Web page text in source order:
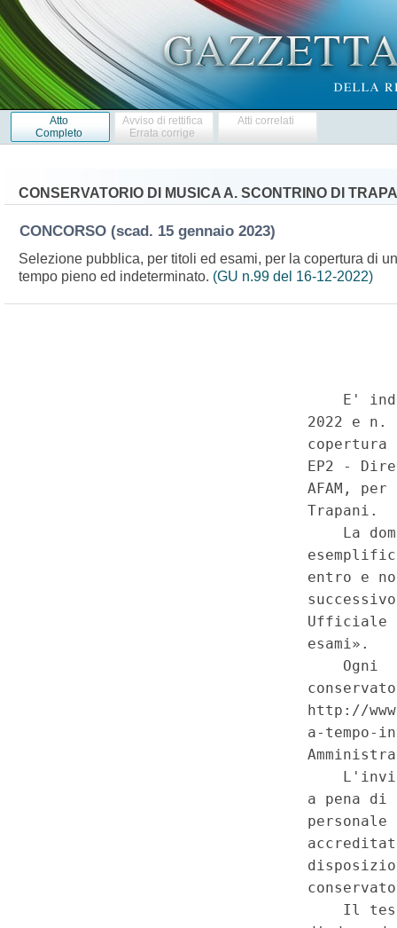
Atto
Completo
Avviso di rettifica
Errata corrige
Atti correlati
CONSERVATORIO DI MUSICA A. SCONTRINO DI
CONCORSO (scad. 15 gennaio 2023)
Selezione pubblica, per titoli ed esami, per la copertura di
tempo pieno ed indeterminato. (GU n.99 del 16-12-2022)